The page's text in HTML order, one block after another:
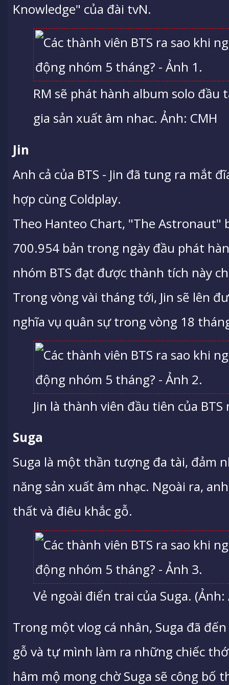
Knowledge" của đài tvN.
RM sẽ phát hành album solo đầu
gia sản xuất âm nhac. Ảnh: CMH
Jin
Anh cả của BTS - Jin đã tung ra mắt
hợp cùng Coldplay.
Theo Hanteo Chart, "The Astronaut"
700.954 bản trong ngày đầu phát
nhóm BTS đạt được thành tích này
Trong vòng vài tháng tới, Jin sẽ lên
nghĩa vụ quân sự trong vòng 18
Jin là thành viên đầu tiên của
Suga
Suga là một thần tượng đa tài, đảm
năng sản xuất âm nhạc. Ngoài ra,
thất và điêu khắc gỗ.
Vẻ ngoài điển trai của Suga. (Ảnh:
Trong một vlog cá nhân, Suga đã
gỗ và tự mình làm ra những chiếc
hâm mộ mong chờ Suga sẽ công bố